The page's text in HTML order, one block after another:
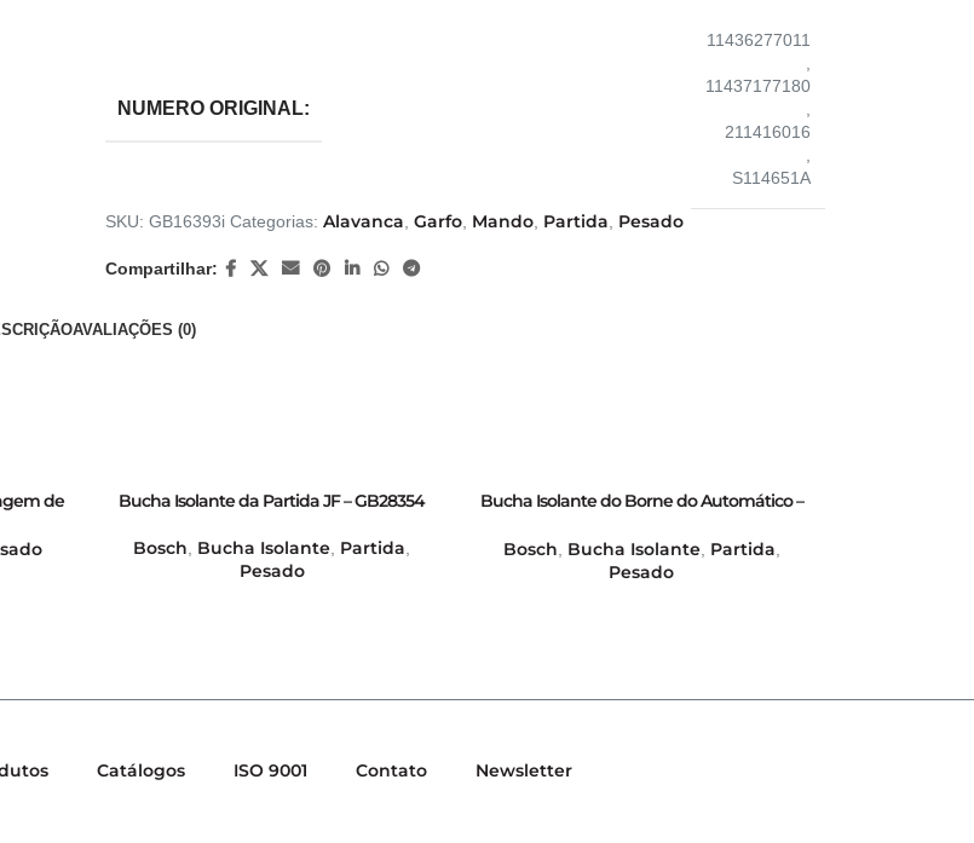
NUMERO ORIGINAL:
11436277011
11437177180
211416016
S114651A
SKU: GB16393i Categorias: Alavanca Garfo, Mando, Partida Pesado
Compartilhar:
AVALIAÇÕES (0)
de
Bucha Isolante da Partida JF – GB28354
Bosch Bucha Isolante Partida
Pesado
Bucha Isolante do Borne do Automático –
Bosch Bucha Isolante, Partida
Pesado
Catálogos ISO 9001 Contato Newsletter